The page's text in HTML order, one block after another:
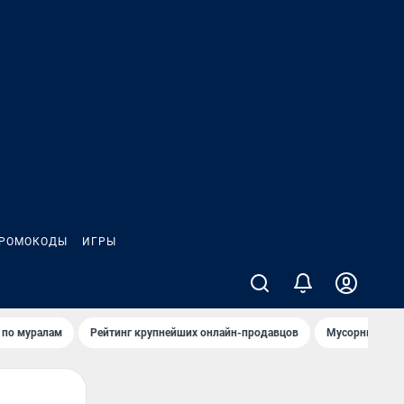
ИГРЫ
по мурaлaм Рейтинг крупнейших онлайн-продавцов Мусорный